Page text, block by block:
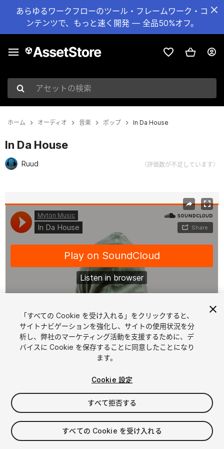
あらゆるワークフローのツール・フレームワーク・コ
ンテンツで、もっと速く開発 — 全品50%オフ。
アセットの検索
ホーム オーディオ 音楽 ポップ In Da House
In Da House
Ruud （評価数が不足しています）
1 /2
$15
消費税は決済時に計算されます
「すべての Cookie を受け入れる」をクリックすると、
サイトナビゲーションを強化し、サイトの使用状況を分
析し、弊社のマーケティング活動を支援するために、デ
バイスに Cookie を保存することに同意したことになり
ます。
Cookie 設定
すべて拒否する
すべての Cookie を受け入れる